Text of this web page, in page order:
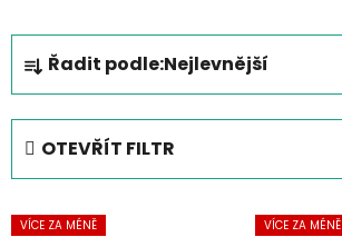
Ř
a
z
e
n
p
Řadit podle:Nejlevnější
OTEVŘÍT FILTR
VVÍCE ZA MÉNĚ VÍCE ZA MÉNĚ